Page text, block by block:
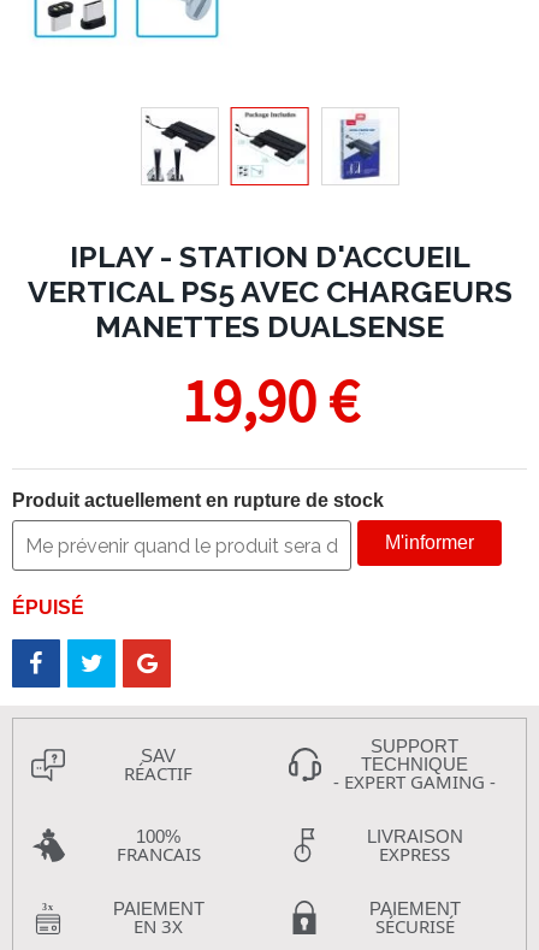
IPLAY - STATION D'ACCUEIL
VERTICAL PS5 AVEC CHARGEURS
MANETTES DUALSENSE
19,90 €
Produit actuellement en rupture de stock
M'informer
ÉPUISÉ
SAV
RÉACTIF
SUPPORT
TECHNIQUE
- EXPERT GAMING -
100%
FRANCAIS
LIVRAISON
EXPRESS
PAIEMENT
EN 3X
PAIEMENT
SÉCURISÉ